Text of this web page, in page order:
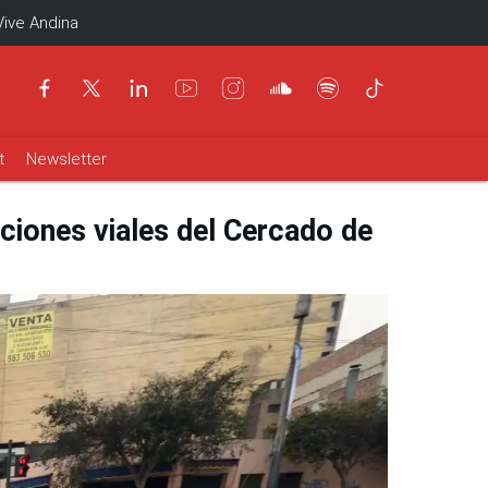
Andina
Newsletter
viales del Cercado de